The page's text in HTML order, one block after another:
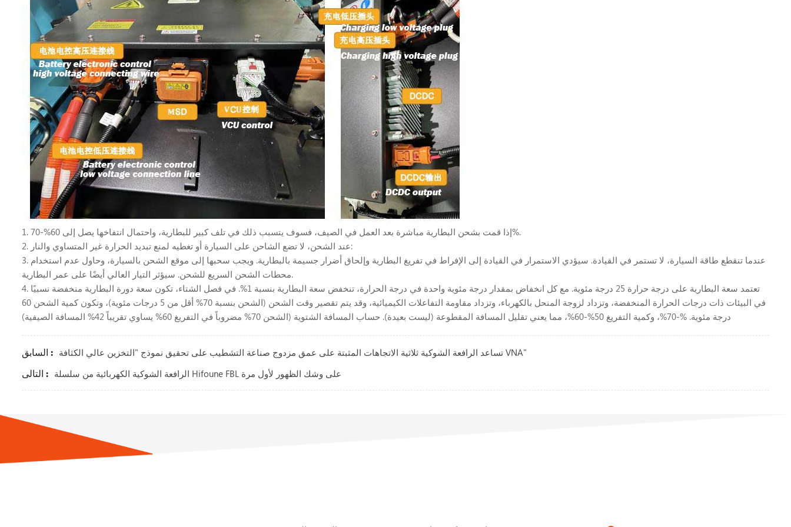
1. إذا قمت بشحن البطارية مباشرة بعد العمل في الصيف، فسوف يتسبب ذلك في تلف كبير للبطارية، واحتمال انتفاخها يصل إلى 60%-70%.
2. عند الشحن، لا تضع الشاحن على السيارة أو تغطيه لمنع تبديد الحرارة غير المتساوي والنار:
3. عندما تنقطع طاقة السيارة، لا تستمر في القيادة. سيؤدي الاستمرار في القيادة إلى الإفراط في تفريغ البطارية وإلحاق أضرار جسيمة بالبطارية. ويجب سحبها إلى موقع الشحن بالسيارة، وحاول عدم استخدام
محطات الشحن السريع للشحن. سيؤثر التيار العالي أيضًا على عمر البطارية.
4. تعتمد سعة البطارية على درجة حرارة 25 درجة مئوية. مع كل انخفاض بمقدار درجة مئوية واحدة في درجة الحرارة، تنخفض سعة البطارية بنسبة 1%. في فصل الشتاء، تكون سعة دورة البطارية منخفضة نسبيًا
في البيئات ذات درجات الحرارة المنخفضة، وتزداد لزوجة المنحل بالكهرباء، وتزداد مقاومة التفاعلات الكيميائية، وقد يتم تقصير وقت الشحن (الشحن بنسبة 70% أقل من 5 درجات مئوية)، وتكون كمية الشحن 60
درجة مئوية. %-70%، وكمية التفريغ 50%-60%، مما يعني تقليل المسافة المقطوعة (ليست بعيدة). حساب المسافة الشتوية (الشحن 70% مضروباً في التفريغ 60% يساوي تقريباً 42% المسافة الصيفية)
السابق : تساعد الرافعة الشوكية ثلاثية الاتجاهات المثبتة على عمق مزدوج صناعة التشطيب على تحقيق نموذج "التخزين عالي الكثافة VNA"
التالى : الرافعة الشوكية الكهربائية من سلسلة Hifoune FBL على وشك الظهور لأول مرة